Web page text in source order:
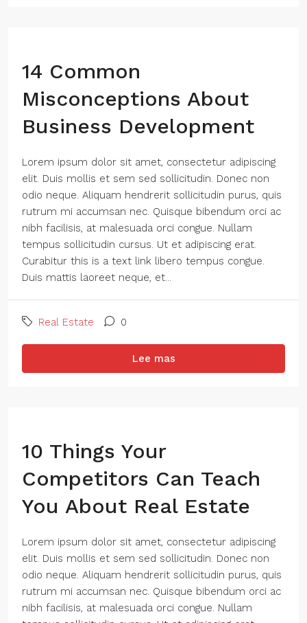
14 Common
Misconceptions About
Business Development
Lorem ipsum dolor sit amet, consectetur adipiscing
elit. Duis mollis et sem sed sollicitudin. Donec non
odio neque. Aliquam hendrerit sollicitudin purus, quis
rutrum mi accumsan nec. Quisque bibendum orci ac
nibh facilisis, at malesuada orci congue. Nullam
tempus sollicitudin cursus. Ut et adipiscing erat.
Curabitur this is a text link libero tempus congue.
Duis mattis laoreet neque, et...
Real Estate 0
Lee mas
10 Things Your
Competitors Can Teach
You About Real Estate
Lorem ipsum dolor sit amet, consectetur adipiscing
elit. Duis mollis et sem sed sollicitudin. Donec non
odio neque. Aliquam hendrerit sollicitudin purus, quis
rutrum mi accumsan nec. Quisque bibendum orci ac
nibh facilisis, at malesuada orci congue. Nullam